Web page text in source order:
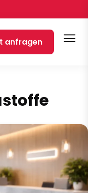
anfragen